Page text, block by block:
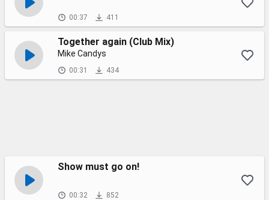
00:37 411
Together again (Club Mix)
Mike Candys
00:31 434
Show must go on!
00:32 852